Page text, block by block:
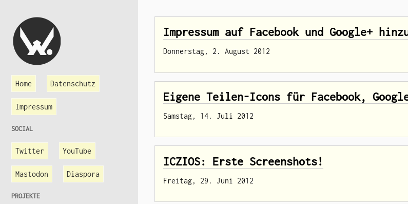
Impressum auf Facebook und Google+
Donnerstag, 2. August 2012
Eigene Teilen-Icons für Facebook,
Samstag, 14. Juli 2012
ICZIOS: Erste Screenshots!
Freitag, 29. Juni 2012
Home Datenschutz
Impressum
SOCIAL
Twitter YouTube
Mastodon Diaspora
PROJEKTE